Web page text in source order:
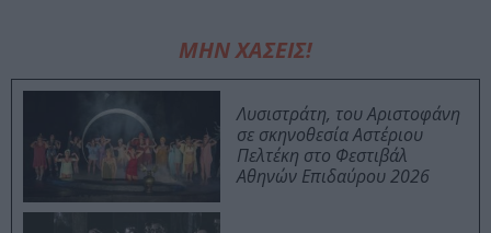
ΜΗΝ ΧΑΣΕΙΣ!
Λυσιστράτη, του Αριστοφάνη
σε σκηνοθεσία Αστέριου
Πελτέκη στο Φεστιβάλ
Αθηνών Επιδαύρου 2026